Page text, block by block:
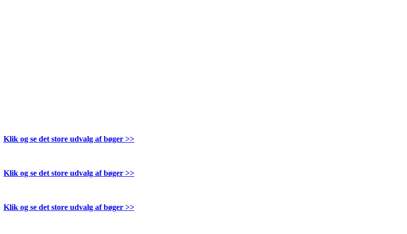
Klik og se det store udvalg af bøger >>
Klik og se det store udvalg af bøger >>
Klik og se det store udvalg af bøger >>